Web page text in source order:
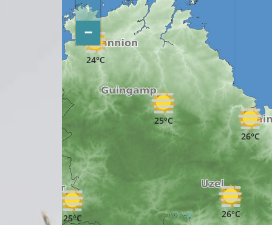
25°C
25°C
24°C
26°C
26°C
+
−